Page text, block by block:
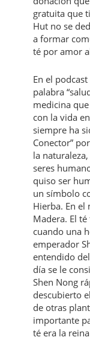
gratuita que
Hut no se
a formar
té por amor
En el
palabra
medicina
con la vida
siempre ha
Conector”
la
seres
quiso ser
un símbolo
Hierba. En
Madera. El
cuando una
emperador
entendido
día se le
Shen Nong
descubierto
de otras
importante
té era la